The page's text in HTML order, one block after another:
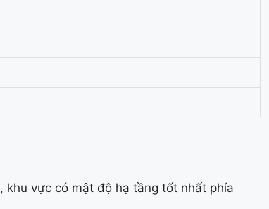
, khu vực có mật độ hạ tầng tốt nhất phía